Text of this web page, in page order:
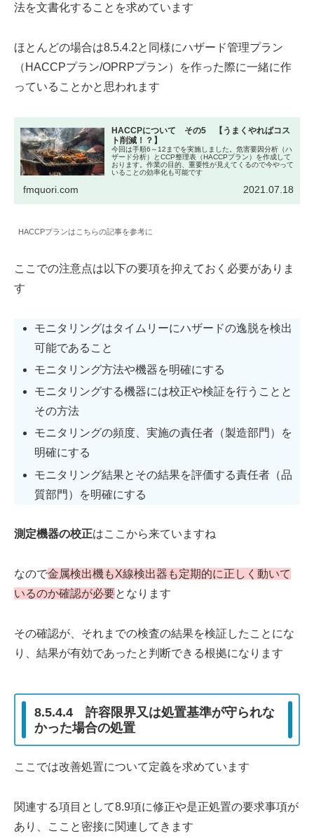
法を文書化することを求めています
ほとんどの場合は8.5.4.2と同様にハザード管理プラン
（HACCPプラン/OPRPプラン）を作った際に一緒に作
っていることかと思われます
HACCPについて その5 【うまくやればコス
ト削減！？】
今回は手順6～12までを実施しました。危害要因分析（ハ
ザード分析）とCCP整理表（HACCPプラン）を作成して
おります。作業の目的、重要性が見えてくるので今やって
いることの効率化も可能です
fmquori.com 2021.07.18
HACCPプランはこちらの記事を参考に
ここでの注意点は以下の要項を抑えておく必要がありま
す
モニタリングはタイムリーにハザードの逸脱を検出
可能であること
モニタリング方法や機器を明確にする
モニタリングする機器には校正や検証を行うことと
その方法
モニタリングの頻度、実施の責任者（製造部門）を
明確にする
モニタリング結果とその結果を評価する責任者（品
質部門）を明確にする
測定機器の校正はここから来ていますね
なので金属検出機もX線検出器も定期的に正しく動いて
いるのか確認が必要となります
その確認が、それまでの検査の結果を検証したことにな
り、結果が有効であったと判断できる根拠になります
8.5.4.4 許容限界又は処置基準が守られな
かった場合の処置
ここでは改善処置について定義を求めています
関連する項目として8.9項に修正や是正処置の要求事項が
あり、ここと密接に関連してきます